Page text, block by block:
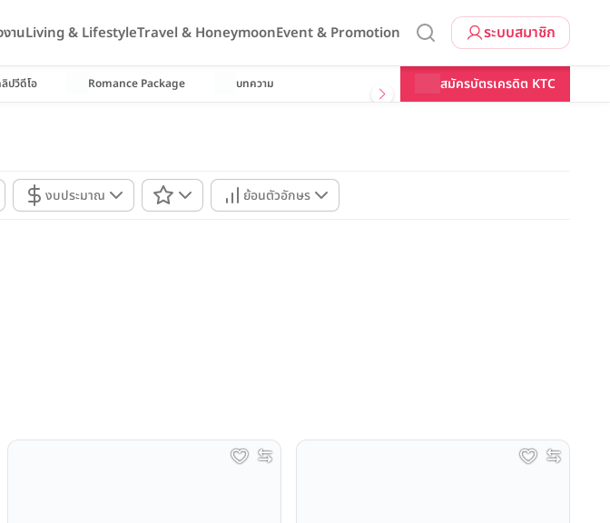
ระบบสมาชิก
านLiving & LifestyleTravel & HoneymoonEvent & Promotion
ปวีดีโอ Romance Package บทความ สมัครบัตรเครดิต KTC
งบประมาณ ย้อนตัวอักษร